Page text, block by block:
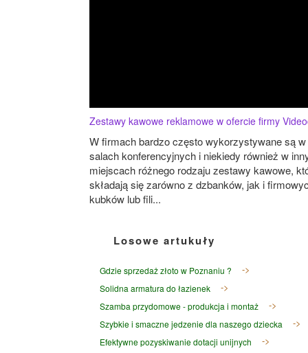
Zestawy kawowe reklamowe w ofercie firmy
W firmach bardzo często wykorzystywane są w
salach konferencyjnych i niekiedy również w
miejscach różnego rodzaju zestawy kawowe,
składają się zarówno z dzbanków, jak i
kubków lub fili...
Losowe artukuły
Gdzie sprzedaż złoto w Poznaniu ?
Solidna armatura do łazienek
Szamba przydomowe - produkcja i montaż
Szybkie i smaczne jedzenie dla naszego dziecka
Efektywne pozyskiwanie dotacji unijnych